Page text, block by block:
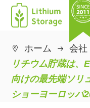
 ホーム 会社
リチウム貯蔵は、
向けの最先端ソリ
ショーヨーロッパ